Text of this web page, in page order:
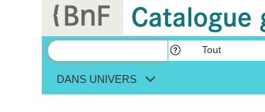
Tout
DANS UNIVERS
Panneau de gestion des cookies